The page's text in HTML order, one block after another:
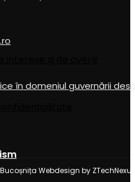
în domeniul guvernării
Webdesign by ZTechNexus